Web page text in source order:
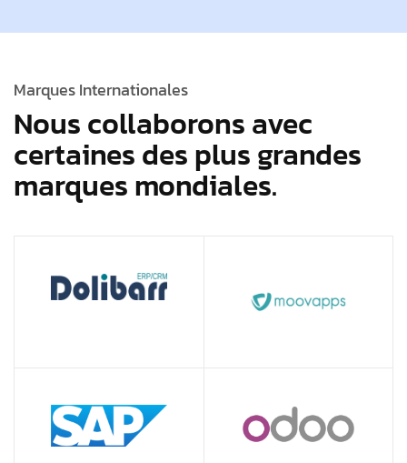
Marques Internationales
Nous collaborons avec
certaines des plus grandes
marques mondiales.